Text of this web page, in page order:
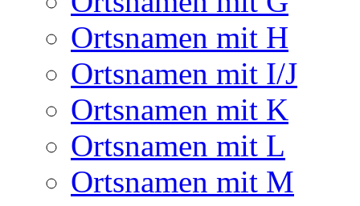
Ortsnamen mit H
Ortsnamen mit I/J
Ortsnamen mit K
Ortsnamen mit L
Ortsnamen mit M